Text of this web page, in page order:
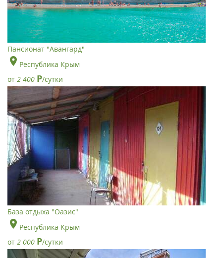
Пансионат "Авангард"
Республика Крым
от 2 400 Р/сутки
База отдыха "Оазис"
Республика Крым
от 2 000 Р/сутки